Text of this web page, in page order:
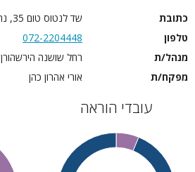
כתובת
שד לנטוס טום 35, נתניה
טלפון
072-2204448
מנהל/ת
רחל שושנה הירשהורן
מפקח/ת
אורי אהרון כהן
עובדי הוראה